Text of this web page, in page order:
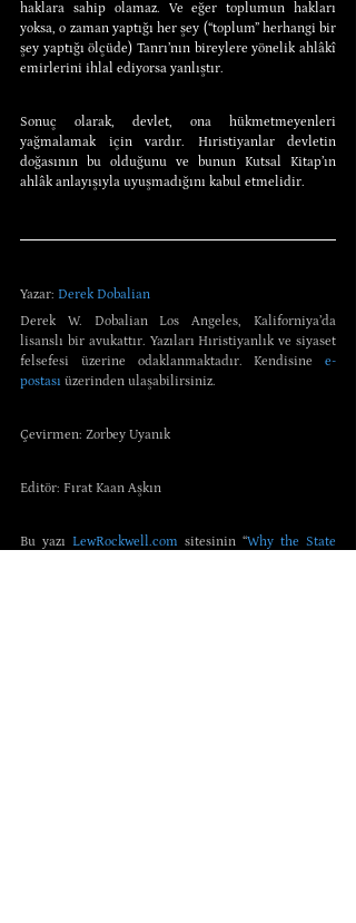
haklara sahip olamaz. Ve eğer toplumun hakları
yoksa, o zaman yaptığı her şey (“toplum” herhangi bir
şey yaptığı ölçüde) Tanrı’nın bireylere yönelik ahlâkî
emirlerini ihlal ediyorsa yanlıştır.
Sonuç olarak, devlet, ona hükmetmeyenleri
yağmalamak için vardır. Hıristiyanlar devletin
doğasının bu olduğunu ve bunun Kutsal Kitap’ın
ahlâk anlayışıyla uyuşmadığını kabul etmelidir.
Yazar: Derek Dobalian
Derek W. Dobalian Los Angeles, Kaliforniya’da
lisanslı bir avukattır. Yazıları Hıristiyanlık ve siyaset
felsefesi üzerine odaklanmaktadır. Kendisine e-
postası üzerinden ulaşabilirsiniz.
Çevirmen: Zorbey Uyanık
Editör: Fırat Kaan Aşkın
Bu yazı LewRockwell.com sitesinin “Why the State